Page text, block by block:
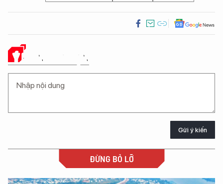
Ý KIẾN CỦA BẠN
Gửi ý kiến
ĐỪNG BỎ LỠ